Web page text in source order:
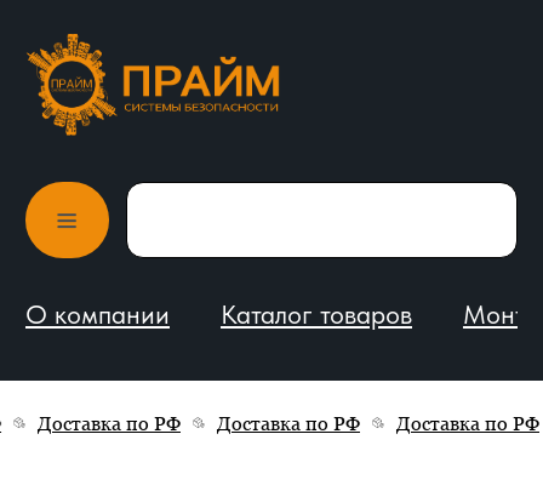
О компании
Доставка по РФ Доставка по РФ Доставка по РФ